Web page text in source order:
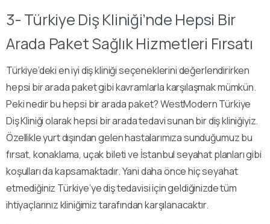
3- Türkiye Diş Kliniği’nde Hepsi Bir
Arada Paket Sağlık Hizmetleri Fırsatı
Türkiye’deki en iyi diş kliniği seçeneklerini değerlendirirken
hepsi bir arada paket gibi kavramlarla karşılaşmak mümkün.
Peki nedir bu hepsi bir arada paket? WestModern Türkiye
Diş Kliniği olarak hepsi bir arada tedavi sunan bir diş kliniğiyiz.
Özellikle yurt dışından gelen hastalarımıza sunduğumuz bu
fırsat, konaklama, uçak bileti ve İstanbul seyahat planları gibi
koşulları da kapsamaktadır. Yani daha önce hiç seyahat
etmediğiniz Türkiye’ye diş tedavisi için geldiğinizde tüm
ihtiyaçlarınız kliniğimiz tarafından karşılanacaktır.